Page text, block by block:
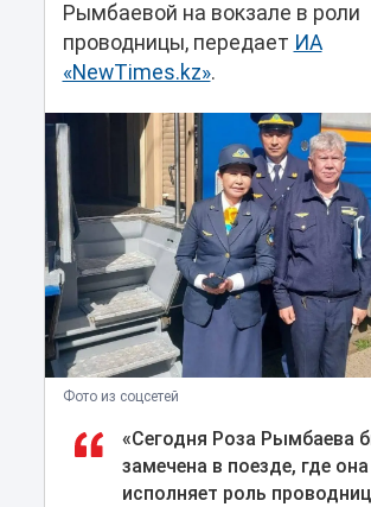
Рымбаевой на вокзале в роли
проводницы, передает ИА
«NewTimes.kz».
Фото из соцсетей
«Сегодня Роза Рымбаева
замечена в поезде, где она
исполняет роль